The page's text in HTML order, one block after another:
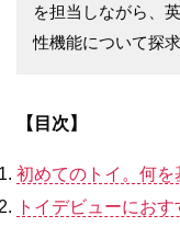
を担当しながら、
性機能について探
【目次】
初めてのトイ。何を
トイデビューにお